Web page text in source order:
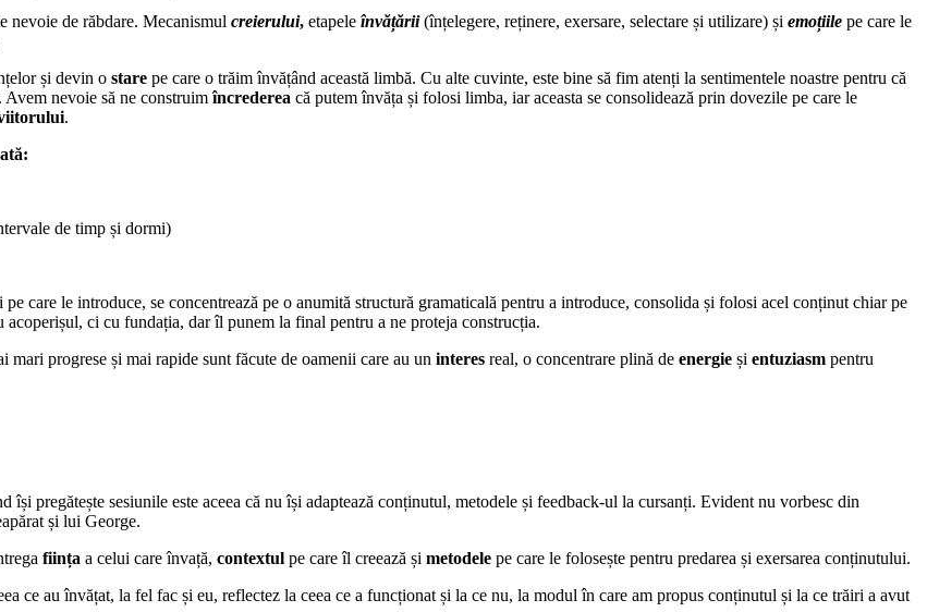
nevoie de răbdare. Mecanismul creierului, etapele învățării (înțelegere, reținere, exersare, selectare și utilizare) și emoțiile pe care le
și devin o stare pe care o trăim învățând această limbă. Cu alte cuvinte, este bine să fim atenți la sentimentele noastre pentru că
Avem nevoie să ne construimîncrederea că putem învăța și folosi limba, iar aceasta se consolidează prin dovezile pe care le
.
de timp și dormi)
care le introduce, se concentrează pe o anumită structură gramaticală pentru a introduce, consolida și folosi acel conținut chiar pe
ci cu fundația, dar îl punem la final pentru a ne proteja construcția.
mari progrese și mai rapide sunt făcute de oamenii care au un interes real, o concentrare plină de energie și entuziasm pentru
pregătește sesiunile este aceea că nu își adaptează conținutul, metodele și feedback-ul la cursanți. Evident nu vorbesc din
și lui George.
ființa a celui care învață, contextul pe care îl creează și metodele pe care le folosește pentru predarea și exersarea conținutului.
ce au învățat, la fel fac și eu, reflectez la ceea ce a funcționat și la ce nu, la modul în care am propus conținutul și la ce trăiri a avut